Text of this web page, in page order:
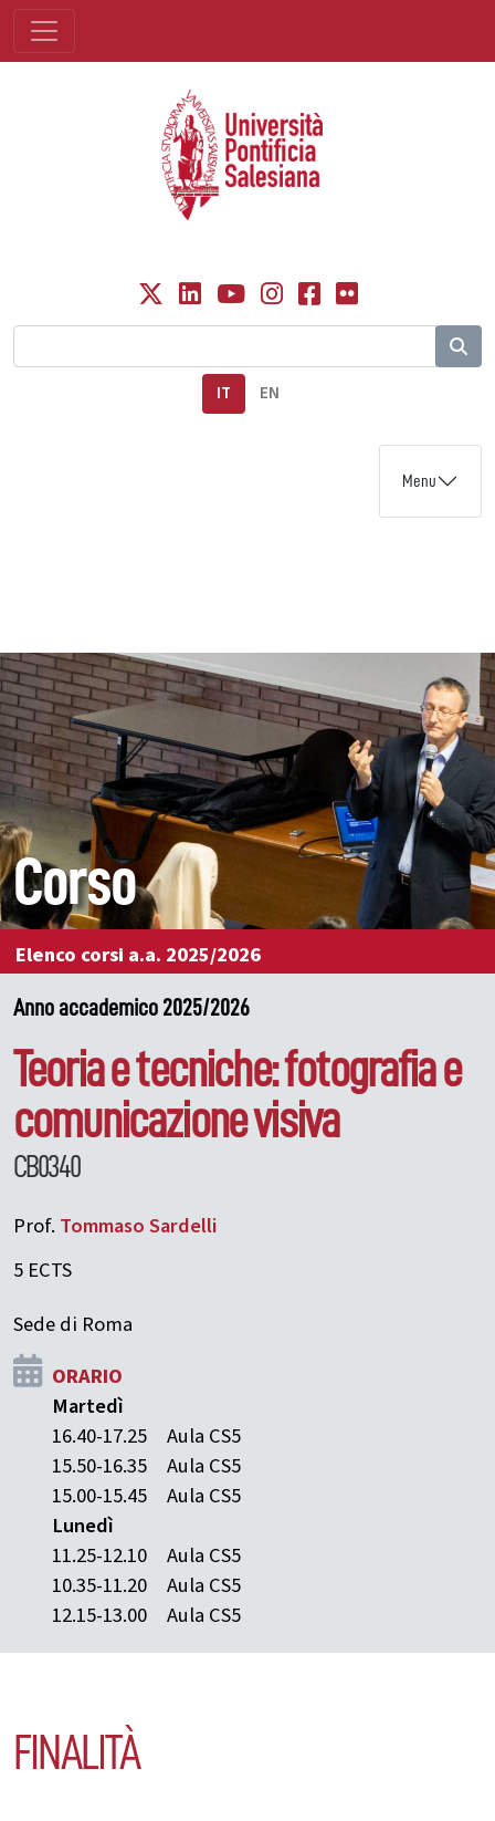
IT EN
Menu
Corso
Elenco corsi a.a. 2025/2026
Anno accademico 2025/2026
Teoria e tecniche: fotografia e
comunicazione visiva
CB0340
Prof. TommasoSardelli
5 ECTS
Sede di Roma
ORARIO
Martedì
16.40-17.25
Aula CS5
15.50-16.35
Aula CS5
15.00-15.45
Aula CS5
Lunedì
11.25-12.10
Aula CS5
10.35-11.20
Aula CS5
12.15-13.00
Aula CS5
FINALITÀ